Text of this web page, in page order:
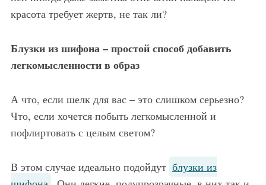
красота требует жертв, не так ли?
Блузки из шифона – простой способ добавить
легкомысленности в образ
А что, если шелк для вас – это слишком серьезно?
Что, если хочется побыть легкомысленной и
пофлиртовать с целым светом?
В этом случае идеально подойдут блузки из